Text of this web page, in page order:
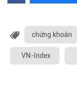
chứng khoán
VN-Index